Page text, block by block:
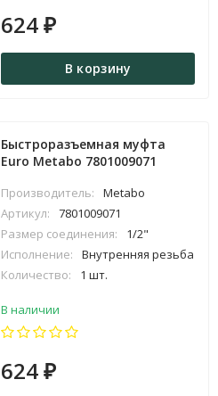
624₽
В корзину
Быстроразъемная муфта
Euro Metabo 7801009071
Производитель:
Metabo
Артикул:
7801009071
Размер соединения:
1/2"
Исполнение:
Внутренняя резьба
Количество:
1 шт.
В наличии
624₽